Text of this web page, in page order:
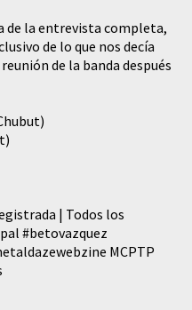
de la entrevista completa,
de lo que nos decía
de la banda después
| Todos los
#betovazquez
MCPTP